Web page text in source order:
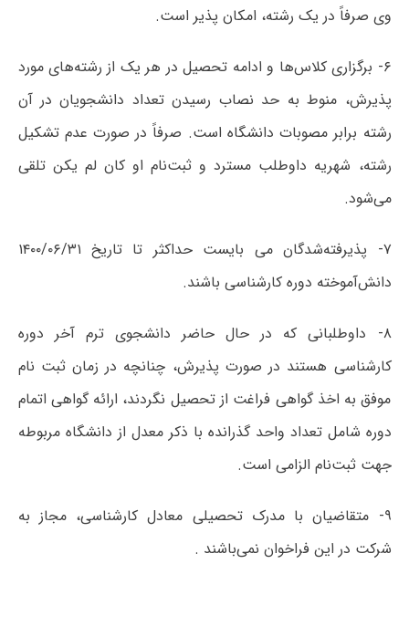
وی صرفاً در یک رشته، امکان پذیر است.
۶- برگزاری کلاس‌ها و ادامه تحصیل در هر یک از رشته‌های مورد
پذیرش، منوط به حد نصاب رسیدن تعداد دانشجویان در آن
رشته برابر مصوبات دانشگاه است. صرفاً در صورت عدم تشکیل
رشته، شهریه داوطلب مسترد و ثبت‌نام او کان لم یکن تلقی
می‌شود.
۷- پذیرفته‌شدگان می بایست حداکثر تا تاریخ ۱۴۰۰/۰۶/۳۱
دانش‌آموخته دوره کارشناسی باشند.
۸- داوطلبانی که در حال حاضر دانشجوی ترم آخر دوره
کارشناسی هستند در صورت پذیرش، چنانچه در زمان ثبت نام
موفق به اخذ گواهی فراغت از تحصیل نگردند، ارائه گواهی اتمام
دوره شامل تعداد واحد گذرانده با ذکر معدل از دانشگاه مربوطه
جهت ثبت‌نام الزامی است.
۹- متقاضیان با مدرک تحصیلی معادل کارشناسی، مجاز به
شرکت در این فراخوان نمی‌باشند .